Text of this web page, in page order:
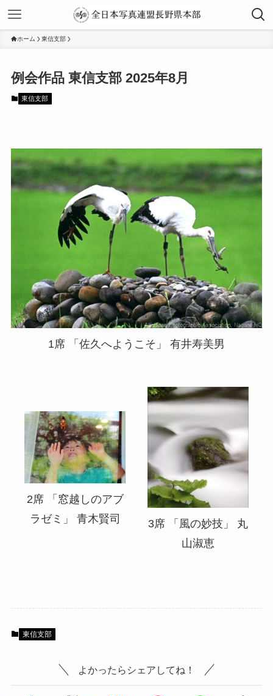
ホーム 東信支部
2025年8月
東信支部
1席 「佐久へようこそ」 有井寿美男
2席 「窓越しのアブ
ラゼミ」 青木賢司
3席 「風の妙技」 丸
山淑恵
東信支部
よかったらシェアしてね！